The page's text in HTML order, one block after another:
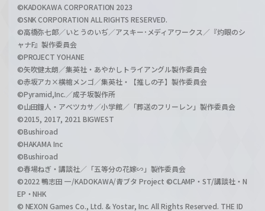
©KADOKAWA CORPORATION 2023
©SNK CORPORATION ALL RIGHTS RESERVED.
©高橋弥七郎／いとうのいぢ／アスキー･メディアワークス／『灼眼のシ
ャナF』製作委員会
©PROJECT YOHANE
©矢吹健太朗／集英社・あやかしトライアングル製作委員会
©赤坂アカ×横槍メンゴ／集英社・【推しの子】製作委員会
©Pyramid,Inc.／成子坂製作所
©山田鐘人・アベツカサ／小学館／「葬送のフリーレン」製作委員会
©2015, 2017, 2021 BIGWEST
©Bushiroad
©HAKAMA Inc
©Bushiroad
©春場ねぎ・講談社／「五等分の花嫁∽」製作委員会
©2022 鴨志田 一/KADOKAWA/青ブタ Project ©CLAMP・ST/講談社・N
EP・NHK
© NEXON Games Co., Ltd. & Yostar, Inc. All Rights Reserved. THE ID